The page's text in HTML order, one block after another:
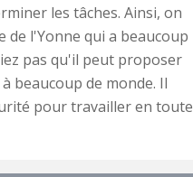
les tâches. Ainsi, on
de l'Yonne qui a beaucoup
pas qu'il peut proposer
beaucoup de monde. Il
pour travailler en toute